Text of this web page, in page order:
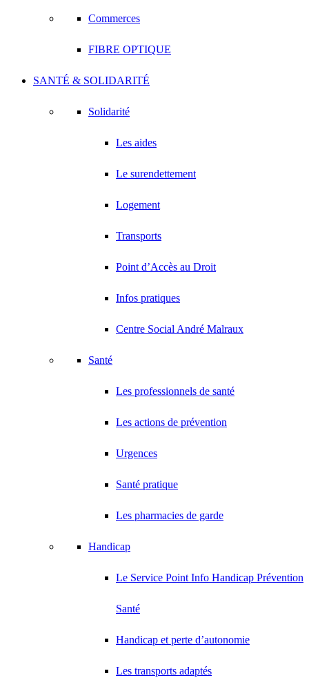
Commerces
FIBRE OPTIQUE
SANTÉ & SOLIDARITÉ
Solidarité
Les aides
Le surendettement
Logement
Transports
Point d’Accès au Droit
Infos pratiques
Centre Social André Malraux
Santé
Les professionnels de santé
Les actions de prévention
Urgences
Santé pratique
Les pharmacies de garde
Handicap
Le Service Point Info Handicap Prévention
Santé
Handicap et perte d’autonomie
Les transports adaptés